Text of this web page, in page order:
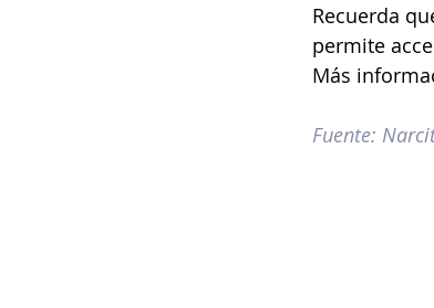
Recuerda
permite
Más
Fuente: